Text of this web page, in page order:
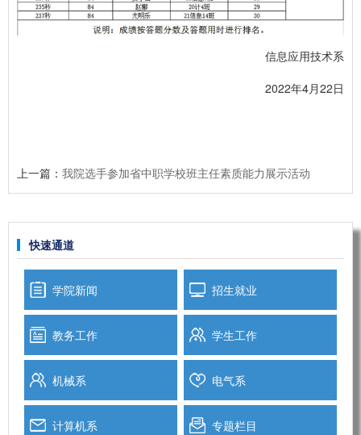
信息应用技术系
2022年4月22日
上一篇： 我院选手参加省中职学校班主任素质能力展示活动
快速通道
学院新闻 招生就业
教务工作 学生工作
机械系 电气系
计算机系 专题栏目